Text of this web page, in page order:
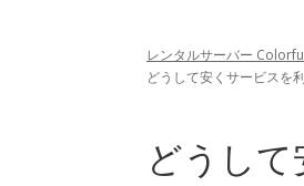
レンタルサーバー
どうして安くサービスを
どうし